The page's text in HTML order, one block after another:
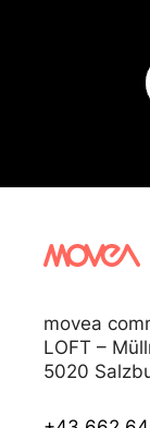
movea
LOFT –
5020